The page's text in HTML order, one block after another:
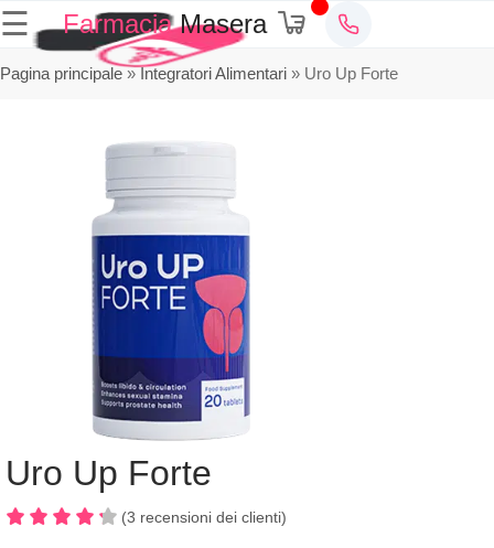
☰ FarmaciaMasera
Pagina principale»Integratori Alimentari » Uro Up Forte
Uro Up Forte
(3 recensioni dei clienti)